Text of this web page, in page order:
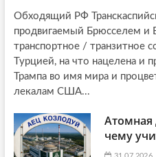
Обходящий РФ
продвигаемый Брюсселем и
транспортное / транзитное
Турцией, на что нацелена и
Трампа во имя мира и
лекалам США...
чему